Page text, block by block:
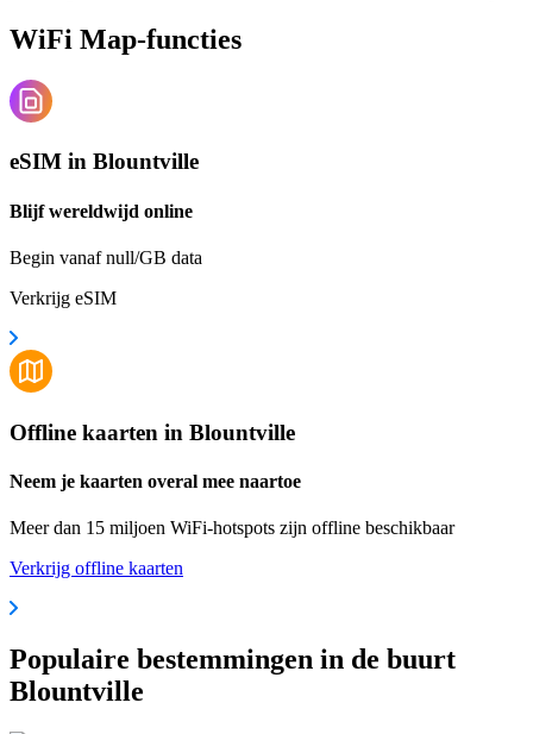
WiFi Map-functies
eSIM in Blountville
Blijf wereldwijd online
Begin vanaf null/GB data
Verkrijg eSIM
Offline kaarten in Blountville
Neem je kaarten overal mee naartoe
Meer dan 15 miljoen WiFi-hotspots zijn offline beschikbaar
Verkrijg offline kaarten
Populaire bestemmingen in de buurt
Blountville